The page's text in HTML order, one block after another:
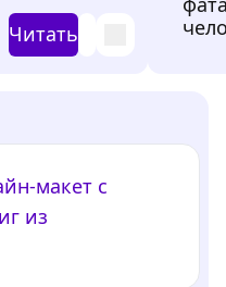
Читать
макет с
из